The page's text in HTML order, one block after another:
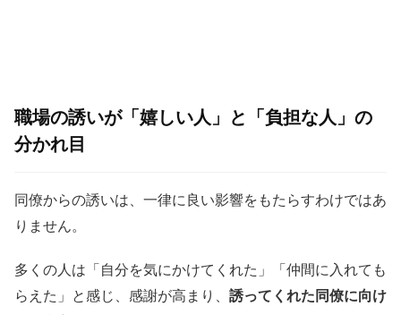
職場の誘いが「嬉しい人」と「負担な人」の
分かれ目
同僚からの誘いは、一律に良い影響をもたらすわけではあ
りません。
多くの人は「自分を気にかけてくれた」「仲間に入れても
らえた」と感じ、感謝が高まり、 誘ってくれた同僚に向け